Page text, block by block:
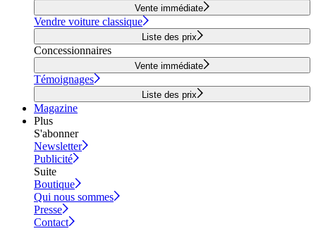
Vente immédiate
Vendre voiture classique
Liste des prix
Concessionnaires
Vente immédiate
Témoignages
Liste des prix
Magazine
Plus
S'abonner
Newsletter
Publicité
Suite
Boutique
Qui nous sommes
Presse
Contact